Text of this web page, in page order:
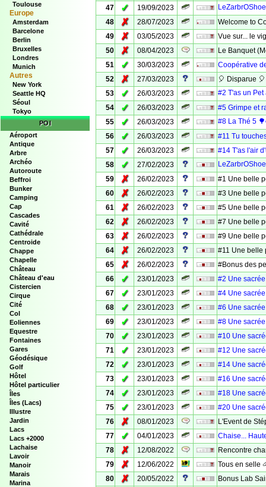
Toulouse
Europe
Amsterdam
Barcelone
Berlin
Bruxelles
Londres
Munich
Autres
New York
Seattle HQ
Séoul
Tokyo
POI
Aéroport
Antique
Arbre
Archéo
Autoroute
Beffroi
Bunker
Camping
Cap
Cascades
Cavité
Cathédrale
Centroide
Chappe
Chapelle
Château
Château d'eau
Cistercien
Cirque
Cité
Col
Eoliennes
Equestre
Fontaines
Gares
Géodésique
Golf
Hôtel
Hôtel particulier
Îles
Îles (Lacs)
Illustre
Jardin
Lacs
Lacs +2000
Lachaise
Lavoir
Manoir
Marais
Marina
47
✓ 19/09/2023
48
✗ 28/07/2023
Welcome to
49
✗ 03/05/2023
Vue sur... le
50
✗ 08/04/2023
Le Banquet
51
✓ 30/03/2023
Coopérative
52
✗ 27/03/2023
🎈 Disparue 🎈
53
✓ 26/03/2023
#2 T'as un
54
✓ 26/03/2023
#5 Grimpe et
55
✓ 26/03/2023
#8 La Thé 5
56
✓ 26/03/2023
#11 Tu
57
✓ 26/03/2023
#14 T'as l'air
58
✓ 27/02/2023
59
✗ 26/02/2023
#1 Une belle
60
✗ 26/02/2023
#3 Une belle
61
✗ 26/02/2023
#5 Une belle
62
✗ 26/02/2023
#7 Une belle
63
✗ 26/02/2023
#9 Une belle
64
✗ 26/02/2023
#11 Une belle
65
✗ 26/02/2023
#Bonus des
66
✓ 23/01/2023
#2 Une
67
✓ 23/01/2023
#4 Une
68
✓ 23/01/2023
#6 Une
69
✓ 23/01/2023
#8 Une
70
✓ 23/01/2023
#10 Une
71
✓ 23/01/2023
#12 Une
72
✓ 23/01/2023
#14 Une
73
✓ 23/01/2023
#16 Une
74
✓ 23/01/2023
#18 Une
75
✓ 23/01/2023
#20 Une
76
✗ 08/01/2023
L'Event de
77
✓ 04/01/2023
Chaise...
78
✗ 12/08/2022
Rencontre
79
✗ 12/06/2022
Tous en selle
80
✗ 20/05/2022
Bonus Lab